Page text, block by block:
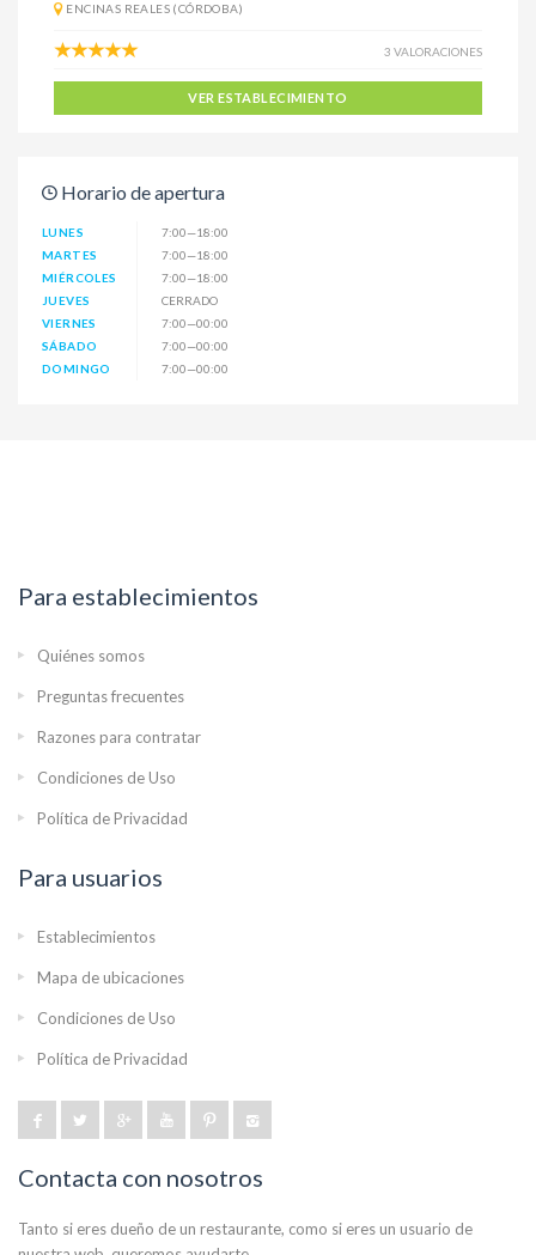
ENCINAS REALES (CÓRDOBA)
3 VALORACIONES
VER ESTABLECIMIENTO
Horario de apertura
LUNES
7:00—18:00
MARTES
7:00—18:00
MIÉRCOLES
7:00—18:00
JUEVES
CERRADO
VIERNES
7:00—00:00
SÁBADO
7:00—00:00
DOMINGO
7:00—00:00
Para establecimientos
Quiénes somos
Preguntas frecuentes
Razones para contratar
Condiciones de Uso
Política de Privacidad
Para usuarios
Establecimientos
Mapa de ubicaciones
Condiciones de Uso
Política de Privacidad
Contacta con nosotros
Tanto si eres dueño de un restaurante, como si eres un usuario de